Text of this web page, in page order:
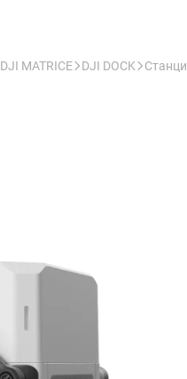
DJI MATRICE DJI DOCK